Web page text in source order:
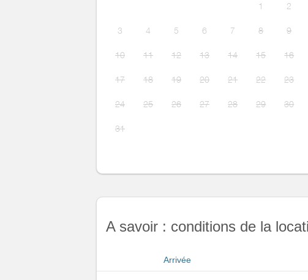
1 2
3 4 5 6 7 8 9
10 11 12 13 14 15 16
17 18 19 20 21 22 23
24 25 26 27 28 29 30
31
A savoir : conditions de la
Arrivée